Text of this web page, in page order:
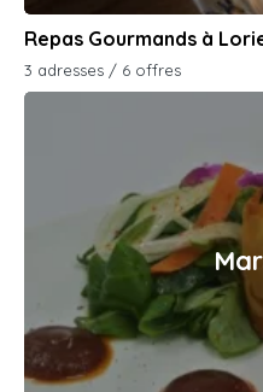
Repas Gourmands à
3 adresses / 6 offres